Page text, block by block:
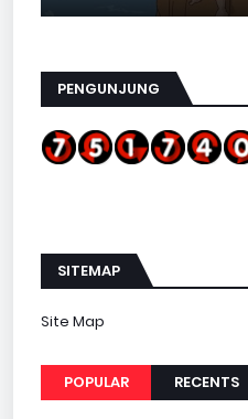
PENGUNJUNG
SITEMAP
Site Map
POPULAR RECENTS